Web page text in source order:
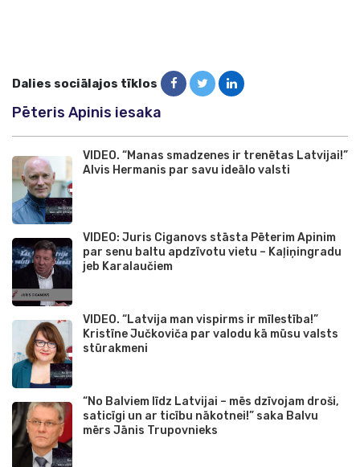
Dalies sociālajos tīklos
Pēteris Apinis iesaka
VIDEO. “Manas smadzenes ir trenētas Latvijai!”
Alvis Hermanis par savu ideālo valsti
VIDEO: Juris Ciganovs stāsta Pēterim Apinim
par senu baltu apdzīvotu vietu – Kaļiņingradu
jeb Karalaučiem
VIDEO. “Latvija man vispirms ir mīlestība!”
Kristīne Jučkoviča par valodu kā mūsu valsts
stūrakmeni
“No Balviem līdz Latvijai – mēs dzīvojam droši,
saticīgi un ar ticību nākotnei!” saka Balvu
mērs Jānis Trupovnieks